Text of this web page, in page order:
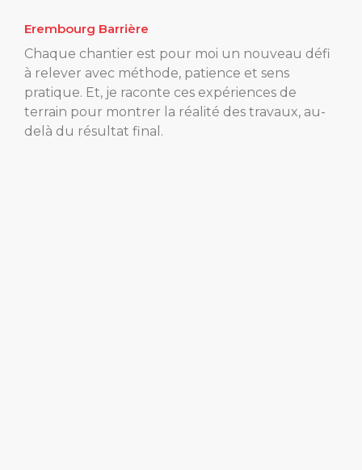
Erembourg Barrière
Chaque chantier est pour moi un nouveau défi
à relever avec méthode, patience et sens
pratique. Et, je raconte ces expériences de
terrain pour montrer la réalité des travaux, au-
delà du résultat final.